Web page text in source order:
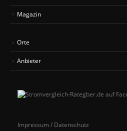
Magazin
Orte
Anbieter
Impressum / Datenschutz